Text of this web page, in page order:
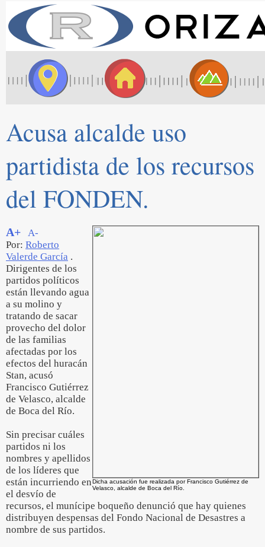
Acusa alcalde uso
partidista de los recursos
del FONDEN.
Dicha acusación fue realizada por Francisco Gutiérrez de
Velasco, alcalde de Boca del Río.
A+
A-
Por: Roberto
Valerde García .
Dirigentes de los
partidos políticos
están llevando agua
a su molino y
tratando de sacar
provecho del dolor
de las familias
afectadas por los
efectos del huracán
Stan, acusó
Francisco Gutiérrez
de Velasco, alcalde
de Boca del Río.
Sin precisar cuáles
partidos ni los
nombres y apellidos
de los líderes que
están incurriendo en
el desvío de
recursos, el munícipe boqueño denunció que hay quienes
distribuyen despensas del Fondo Nacional de Desastres a
nombre de sus partidos.